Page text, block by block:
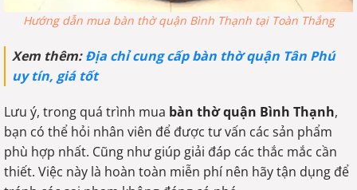
Hướng dẫn mua bàn thờ quận Bình Thạnh tại Toàn Thắng
Xem thêm:Địa chỉ cung cấp bàn thờ quận Tân Phú
uy tín, giá tốt
Lưu ý, trong quá trình mua bàn thờ quận Bình Thạnh,
bạn có thể hỏi nhân viên để được tư vấn các sản phẩm
phù hợp nhất. Cũng như giúp giải đáp các thắc mắc cần
thiết. Việc này là hoàn toàn miễn phí nên hãy tận dụng để